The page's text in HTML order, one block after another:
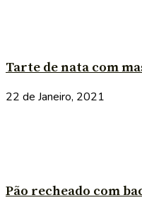
Tarte de nata com
22 de Janeiro, 2021
Pão recheado com